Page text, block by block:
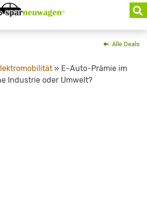
Alle Deals
» E-Auto-Prämie im
Industrie oder Umwelt?